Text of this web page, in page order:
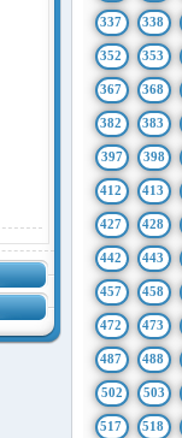
337 338
352 353
367 368
382 383
397 398
412 413
427 428
442 443
457 458
472 473
487 488
502 503
517 518